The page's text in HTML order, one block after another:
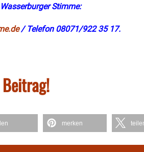
Stimme:
/ Telefon 08071/922 35 17.
merken